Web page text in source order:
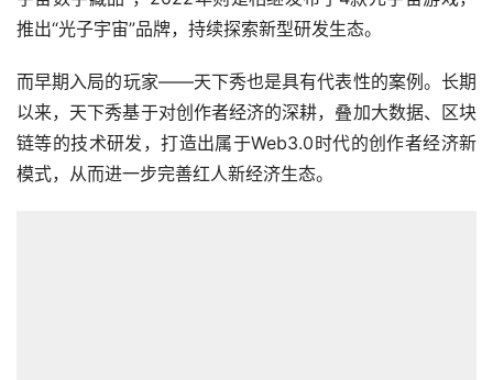
推出“光子宇宙”品牌，持续探索新型研发生态。
而早期入局的玩家——天下秀也是具有代表性的案例。长期
以来，天下秀基于对创作者经济的深耕，叠加大数据、区块
链等的技术研发，打造出属于Web3.0时代的创作者经济新
模式，从而进一步完善红人新经济生态。